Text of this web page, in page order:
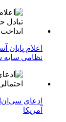
اعلام
نظامی سایه
ادعای
آمریکا